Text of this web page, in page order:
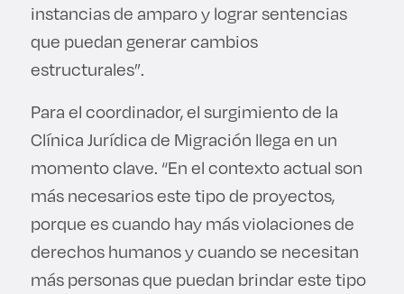
instancias de amparo y lograr sentencias
que puedan generar cambios
estructurales”.
Para el coordinador, el surgimiento de la
Clínica Jurídica de Migración llega en un
momento clave. “En el contexto actual son
más necesarios este tipo de proyectos,
porque es cuando hay más violaciones de
derechos humanos y cuando se necesitan
más personas que puedan brindar este tipo